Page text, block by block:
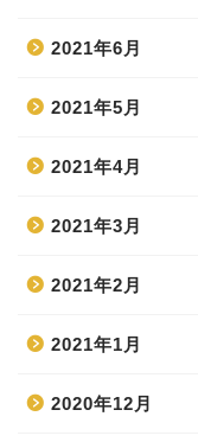
2021年6月
2021年5月
2021年4月
2021年3月
2021年2月
2021年1月
2020年12月